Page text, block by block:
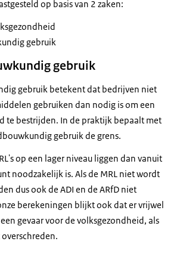
op basis van 2 zaken:
gebruik
gebruik
gebruik betekent dat bedrijven niet
gebruiken dan nodig is om een
te bestrijden. In de praktijk bepaalt met
gebruik de grens.
op een lager niveau liggen dan vanuit
noodzakelijk is. Als de MRL niet wordt
dus ook de ADI en de ARfD niet
berekeningen blijkt ook dat er vrijwel
gevaar voor de volksgezondheid, als